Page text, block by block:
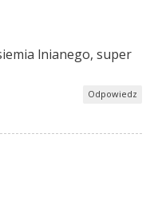
lnianego, super
Odpowiedz